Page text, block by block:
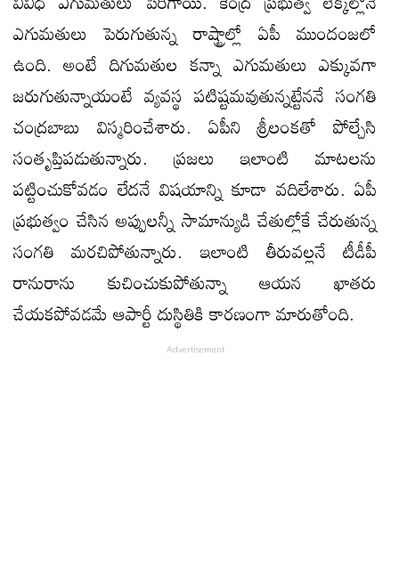
ఎగుమతులు పెరుగుతున్న రాష్ట్రాల్లో ఏపీ ముందంజలో
ఉంది. అంటే దిగుమతుల కన్నా ఎగుమతులు ఎక్కువగా
జరుగుతున్నాయంటే వ్యవస్థ పటిష్టమవుతున్నట్టేననే సంగతి
చంద్రబాబు విస్మరించేశారు. ఏపీని శ్రీలంకతో పోల్చేసి
సంతృప్తిపడుతున్నారు. ప్రజలు ఇలాంటి మాటలను
పట్టించుకోవడం లేదనే విషయాన్ని కూడా వదిలేశారు. ఏపీ
ప్రభుత్వం చేసిన అప్పులన్నీ సామాన్యుడి చేతుల్లోకే చేరుతున్న
సంగతి మరచిపోతున్నారు. ఇలాంటి తీరువల్లనే టీడీపీ
రానురాను కుచించుకుపోతున్నా ఆయన ఖాతరు
చేయకపోవడమే ఆపార్టీ దుస్థితికి కారణంగా మారుతోంది.